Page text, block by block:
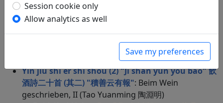
飲酒詩二十首 (其十九) "疇昔苦長飢"
geschrieben, XIX (Tao Yuanming 陶淵明)
in: Pohl, Karl-Heinz.Der Pfirsichblütenquell. Tao
Yuanming. Gesammelte Gedichte
. Köln: Diederichs,
Yin jiu shi er shi shou (2) "Ji shan yun you bao" 飲
酒詩二十首 (其二) "積善云有報": Beim Wein
geschrieben, II (Tao Yuanming 陶淵明)
Session cookie only
Allow analytics as well
Save my preferences